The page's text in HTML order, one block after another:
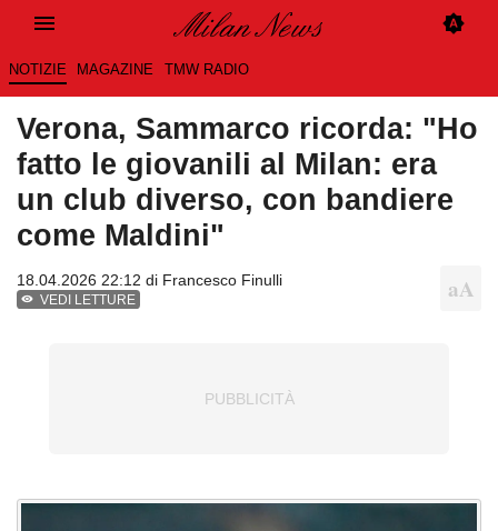
NOTIZIE MAGAZINE TMW RADIO
Verona, Sammarco ricorda: "Ho
fatto le giovanili al Milan: era
un club diverso, con bandiere
come Maldini"
18.04.2026 22:12 di Francesco Finulli
VEDI LETTURE